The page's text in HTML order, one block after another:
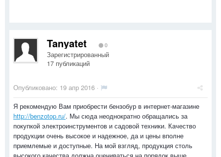
Tanyatet 0
Зарегистрированный
17 публикаций
Опубликовано: 19 апр 2016 ·
Я рекомендую Вам приобрести бензобур в интернет-магазине
http://benzotop.ru/. Мы сюда неоднократно обращались за
покупкой электроинструментов и садовой техники. Качество
продукции очень высокое и надежное, да и цены вполне
приемлемые и доступные. На мой взгляд, продукция столь